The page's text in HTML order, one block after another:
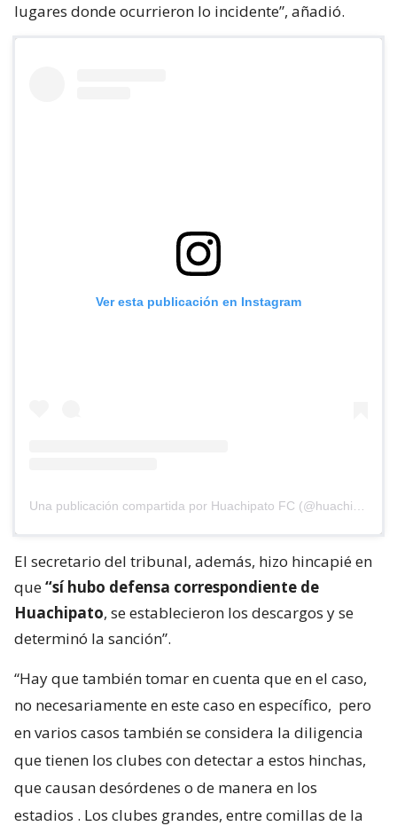
lugares donde ocurrieron lo incidente”, añadió.
Ver esta publicación en Instagram
El secretario del tribunal, además, hizo hincapié en
que“sí hubo defensa correspondiente de
Huachipato, se establecieron los descargos y se
determinó la sanción”.
“Hay que también tomar en cuenta que en el caso,
no necesariamente en este caso en específico, pero
en varios casos también se considera la diligencia
que tienen los clubes con detectar a estos hinchas,
que causan desórdenes o de manera en los
estadios . Los clubes grandes, entre comillas de la